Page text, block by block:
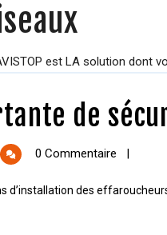
est LA solution dont
de
0 Commentaire |